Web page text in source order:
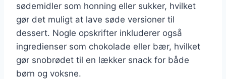
sødemidler som honning eller sukker, hvilket
gør det muligt at lave søde versioner til
dessert. Nogle opskrifter inkluderer også
ingredienser som chokolade eller bær, hvilket
gør snobrødet til en lækker snack for både
børn og voksne.